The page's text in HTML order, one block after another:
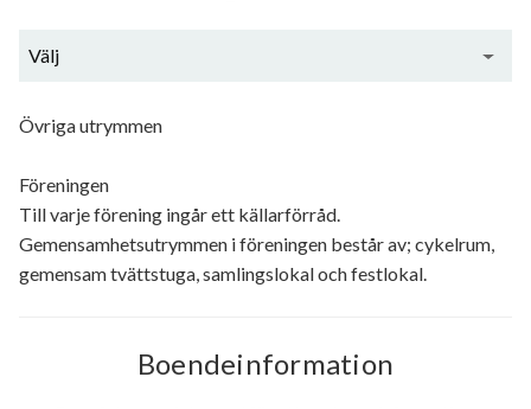
Välj
Övriga utrymmen
Föreningen
Till varje förening ingår ett källarförråd.
Gemensamhetsutrymmen i föreningen består av; cykelrum,
gemensam tvättstuga, samlingslokal och festlokal.
Boendeinformation